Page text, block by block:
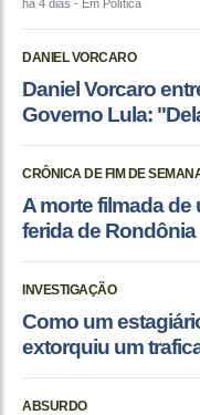
há 4 dias - Em Política
DANIEL VORCARO
Daniel Vorcaro
Governo Lula:
CRÔNICA DE FIM DE
A morte filmada
ferida de Rondônia
INVESTIGAÇÃO
Como um
extorquiu um
ABSURDO